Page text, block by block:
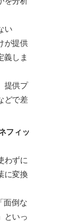
い
が提供
義しま
提供プ
どで差
フィッ
わずに
に変換
面倒な
といっ